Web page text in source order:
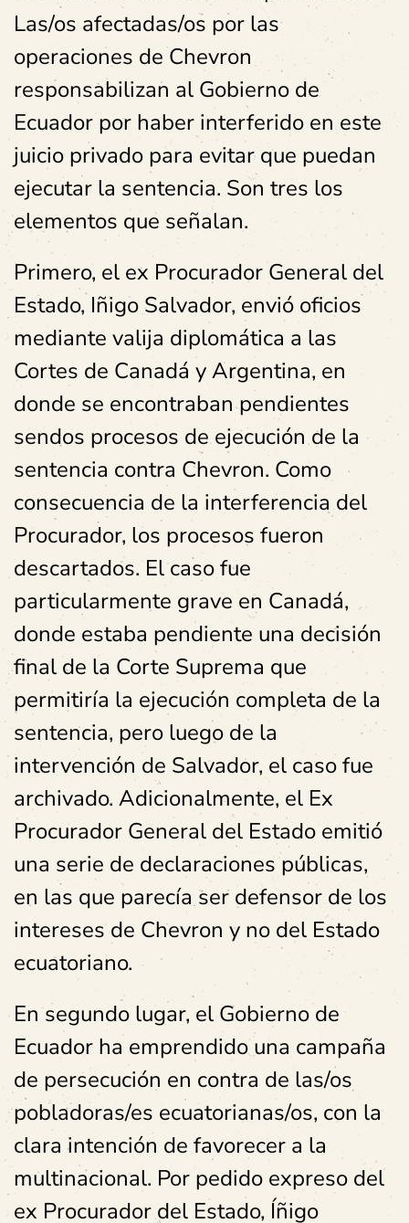
Las/os afectadas/os por las
operaciones de Chevron
responsabilizan al Gobierno de
Ecuador por haber interferido en este
juicio privado para evitar que puedan
ejecutar la sentencia. Son tres los
elementos que señalan.
Primero, el ex Procurador General del
Estado, Iñigo Salvador, envió oficios
mediante valija diplomática a las
Cortes de Canadá y Argentina, en
donde se encontraban pendientes
sendos procesos de ejecución de la
sentencia contra Chevron. Como
consecuencia de la interferencia del
Procurador, los procesos fueron
descartados. El caso fue
particularmente grave en Canadá,
donde estaba pendiente una decisión
final de la Corte Suprema que
permitiría la ejecución completa de la
sentencia, pero luego de la
intervención de Salvador, el caso fue
archivado. Adicionalmente, el Ex
Procurador General del Estado emitió
una serie de declaraciones públicas,
en las que parecía ser defensor de los
intereses de Chevron y no del Estado
ecuatoriano.
En segundo lugar, el Gobierno de
Ecuador ha emprendido una campaña
de persecución en contra de las/os
pobladoras/es ecuatorianas/os, con la
clara intención de favorecer a la
multinacional. Por pedido expreso del
ex Procurador del Estado, Íñigo